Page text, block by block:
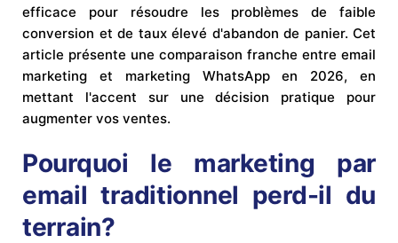
efficace pour résoudre les problèmes de faible
conversion et de taux élevé d'abandon de panier. Cet
article présente une comparaison franche entre email
marketing et marketing WhatsApp en 2026, en
mettant l'accent sur une décision pratique pour
augmenter vos ventes.
Pourquoi le marketing par
email traditionnel perd-il du
terrain?